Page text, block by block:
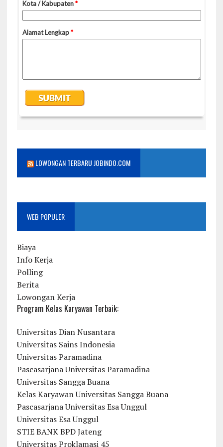
LOWONGAN TERBARU JOBINDO.COM
WEB POPULER
Biaya
Info Kerja
Polling
Berita
Lowongan Kerja
Program Kelas Karyawan Terbaik:
Universitas Dian Nusantara
Universitas Sains Indonesia
Universitas Paramadina
Pascasarjana Universitas Paramadina
Universitas Sangga Buana
Kelas Karyawan Universitas Sangga Buana
Pascasarjana Universitas Esa Unggul
Universitas Esa Unggul
STIE BANK BPD Jateng
Universitas Proklamasi 45